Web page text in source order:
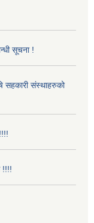
सूचना !
सहकारी संस्थाहरुको
!!!!